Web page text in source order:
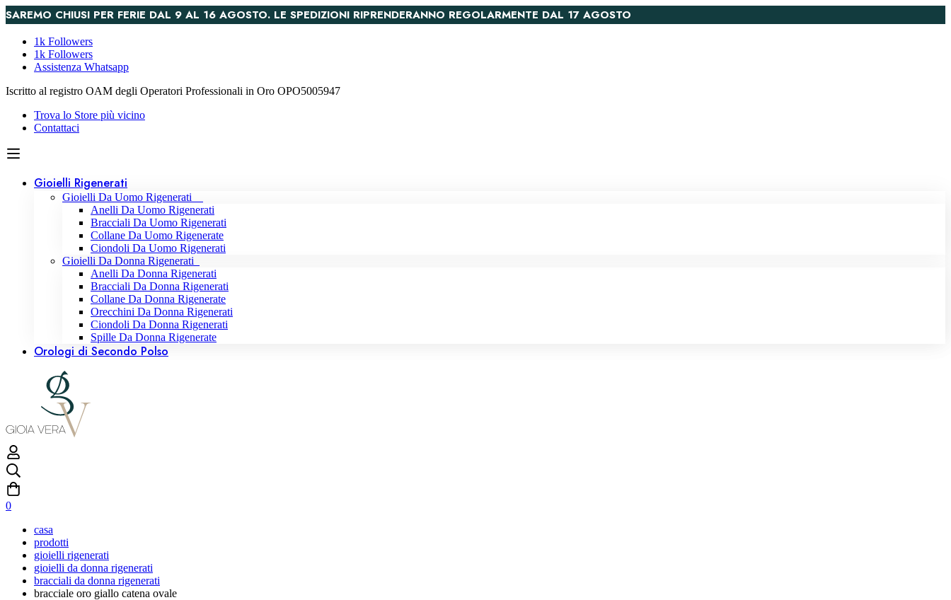
SAREMO CHIUSI PER FERIE DAL 9 AL 16 AGOSTO. LE SPEDIZIONI RIPRENDERANNO REGOLARMENTE DAL 17 AGOSTO
1k Followers
1k Followers
Assistenza Whatsapp
Iscritto al registro OAM degli Operatori Professionali in Oro OPO5005947
Trova lo Store più vicino
Contattaci
Gioielli Rigenerati
Gioielli Da Uomo Rigenerati
Anelli Da Uomo Rigenerati
Bracciali Da Uomo Rigenerati
Collane Da Uomo Rigenerate
Ciondoli Da Uomo Rigenerati
Gioielli Da Donna Rigenerati
Anelli Da Donna Rigenerati
Bracciali Da Donna Rigenerati
Collane Da Donna Rigenerate
Orecchini Da Donna Rigenerati
Ciondoli Da Donna Rigenerati
Spille Da Donna Rigenerate
Orologi di Secondo Polso
0
casa
prodotti
gioielli rigenerati
gioielli da donna rigenerati
bracciali da donna rigenerati
bracciale oro giallo catena ovale